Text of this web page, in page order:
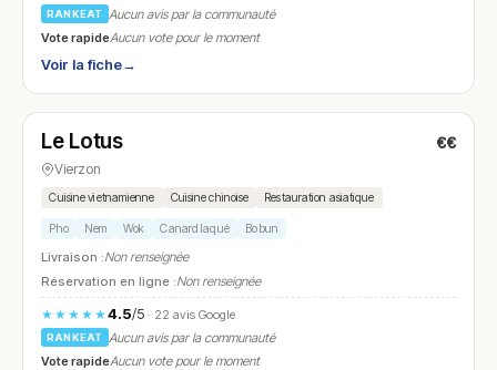
RANKEAT
Aucun avis par la communauté
Vote rapideAucun vote pour le moment
Voir la fiche→
N° 26
Le Lotus €€
Vierzon
Cuisine vietnamienne Cuisine chinoise Restauration asiatique
Pho Nem Wok Canard laqué Bo bun
Livraison :Non renseignée
Réservation en ligne :Non renseignée
★★★★★4.5/5· 22 avis Google
RANKEAT
Aucun avis par la communauté
Vote rapideAucun vote pour le moment